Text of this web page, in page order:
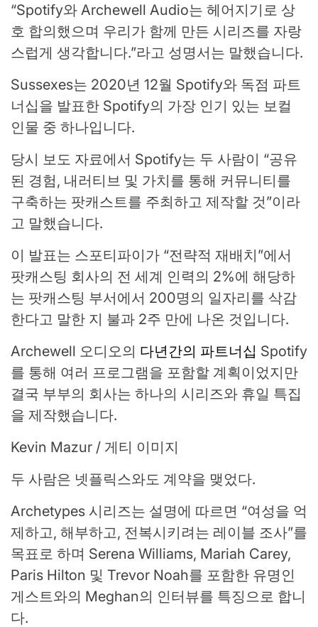
“Spotify와 Archewell Audio는 헤어지기로 상
호 합의했으며 우리가 함께 만든 시리즈를 자랑
스럽게 생각합니다.”라고 성명서는 말했습니다.
Sussexes는 2020년 12월 Spotify와 독점 파트
너십을 발표한 Spotify의 가장 인기 있는 보컬
인물 중 하나입니다.
당시 보도 자료에서 Spotify는 두 사람이 “공유
된 경험, 내러티브 및 가치를 통해 커뮤니티를
구축하는 팟캐스트를 주최하고 제작할 것”이라
고 말했습니다.
이 발표는 스포티파이가 “전략적 재배치”에서
팟캐스팅 회사의 전 세계 인력의 2%에 해당하
는 팟캐스팅 부서에서 200명의 일자리를 삭감
한다고 말한 지 불과 2주 만에 나온 것입니다.
Archewell 오디오의 다년간의 파트너십 Spotify
를 통해 여러 프로그램을 포함할 계획이었지만
결국 부부의 회사는 하나의 시리즈와 휴일 특집
을 제작했습니다.
Kevin Mazur / 게티 이미지
두 사람은 넷플릭스와도 계약을 맺었다.
Archetypes 시리즈는 설명에 따르면 “여성을 억
제하고, 해부하고, 전복시키려는 레이블 조사”를
목표로 하며 Serena Williams, Mariah Carey,
Paris Hilton 및 Trevor Noah를 포함한 유명인
게스트와의 Meghan의 인터뷰를 특징으로 합니
다.